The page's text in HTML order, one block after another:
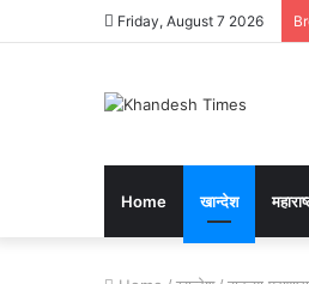
Friday, August 7 2026
Home खान्देश